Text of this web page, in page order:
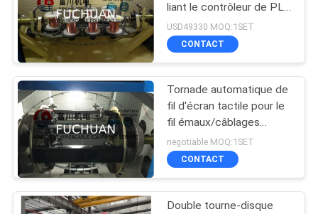
liant le contrôleur de PLC
de la machine 2000 t/mn
USD49330 MOQ:1SET
CONTACT
Tornade automatique de
fil d'écran tactile pour le
fil émaux/câblages
cuivre nus
negotiable MOQ:1SET
CONTACT
Double tourne-disque